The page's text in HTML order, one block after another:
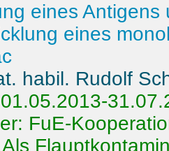
eines
eines
habil. Rudolf
FuE-
Als